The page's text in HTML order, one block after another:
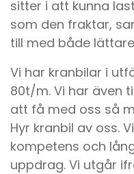
sitter i att kunna
som den fraktar,
till med både
Vi har kranbilar i
80t/m. Vi har även
att få med oss så
Hyr kranbil av oss.
kompetens och
uppdrag. Vi utgår